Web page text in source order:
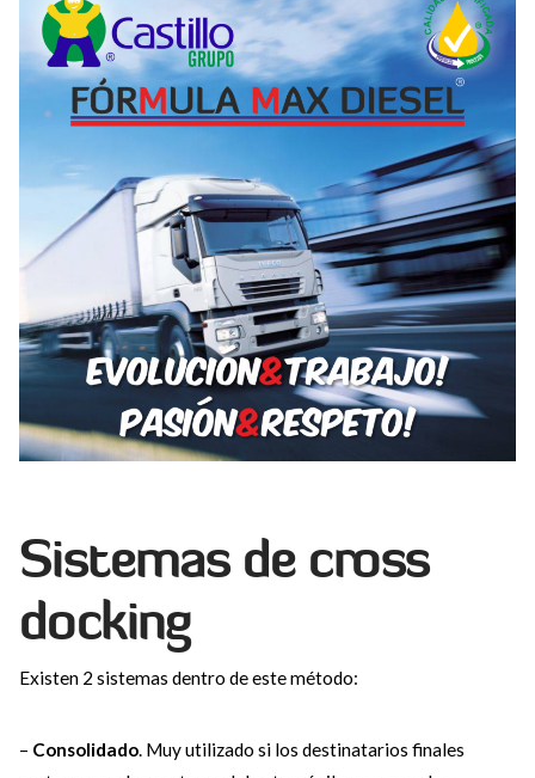
Sistemas de cross
docking
Existen 2 sistemas dentro de este método:
– Consolidado. Muy utilizado si los destinatarios finales